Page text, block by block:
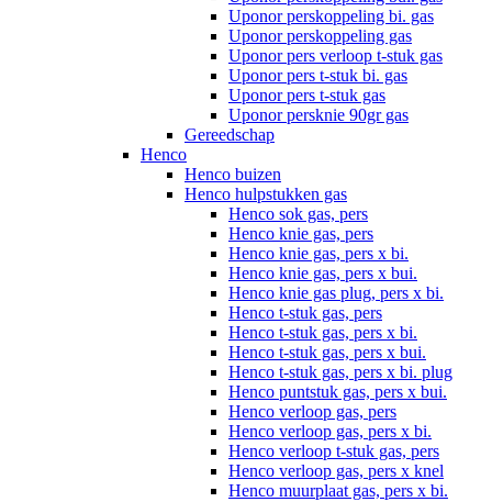
Uponor perskoppeling bi. gas
Uponor perskoppeling gas
Uponor pers verloop t-stuk gas
Uponor pers t-stuk bi. gas
Uponor pers t-stuk gas
Uponor persknie 90gr gas
Gereedschap
Henco
Henco buizen
Henco hulpstukken gas
Henco sok gas, pers
Henco knie gas, pers
Henco knie gas, pers x bi.
Henco knie gas, pers x bui.
Henco knie gas plug, pers x bi.
Henco t-stuk gas, pers
Henco t-stuk gas, pers x bi.
Henco t-stuk gas, pers x bui.
Henco t-stuk gas, pers x bi. plug
Henco puntstuk gas, pers x bui.
Henco verloop gas, pers
Henco verloop gas, pers x bi.
Henco verloop t-stuk gas, pers
Henco verloop gas, pers x knel
Henco muurplaat gas, pers x bi.